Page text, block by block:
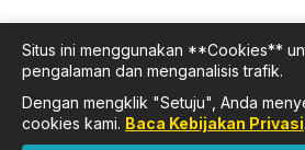
Situs ini menggunakan **Cookies**
pengalaman dan menganalisis trafik.
Dengan mengklik "Setuju", Anda
cookies kami. Baca Kebijakan Privasi